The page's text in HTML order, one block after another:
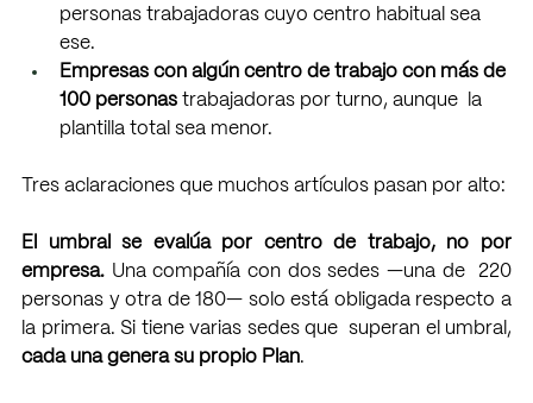
personas trabajadoras cuyo centro habitual sea
ese.
Empresas con algún centro de trabajo con más de
100 personas trabajadoras por turno, aunque  la
plantilla total sea menor.
Tres aclaraciones que muchos artículos pasan por alto:
El umbral se evalúa por centro de trabajo, no por
empresa. Una compañía con dos sedes —una de  220
personas y otra de 180— solo está obligada respecto a
cada una genera su propio Plan.